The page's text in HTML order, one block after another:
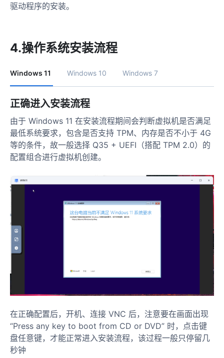
驱动程序的安装。
4.操作系统安装流程
Windows 11 Windows 10 Windows 7
正确进入安装流程
由于 Windows 11 在安装流程期间会判断虚拟机是否满足
最低系统要求，包含是否支持 TPM、内存是否不小于 4G
等的条件，故一般选择 Q35 + UEFI（搭配 TPM 2.0）的
配置组合进行虚拟机创建。
在正确配置后，开机、连接 VNC 后，注意要在画面出现
“Press any key to boot from CD or DVD” 时，点击键
盘任意键，才能正常进入安装流程，该过程一般只停留几
秒钟